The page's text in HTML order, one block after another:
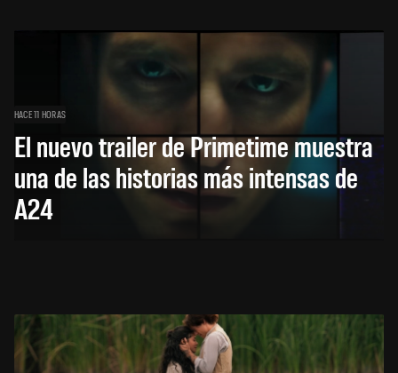
HACE 11 HORAS
El nuevo trailer de Primetime muestra
una de las historias más intensas de
A24